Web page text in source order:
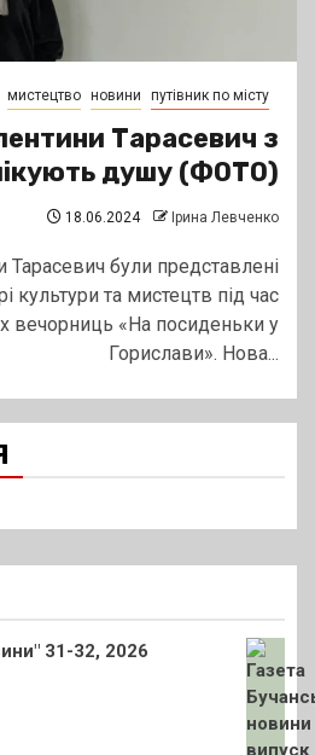
мистецтво новини путівник по місту
Тарасевич з
душу (ФОТО)
18.06.2024 Ірина Левченко
були представлені
культури та мистецтв під час
вечорниць «На посиденьки у
Горислави». Нова...
31-32, 2026